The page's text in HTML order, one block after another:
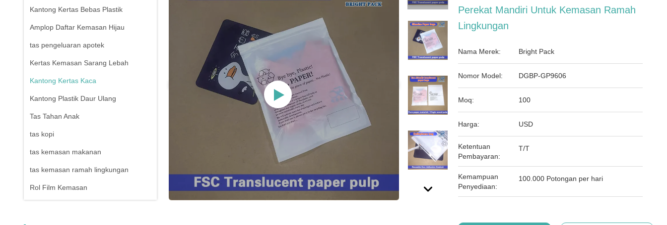
Kantong Kertas Bebas Plastik
Amplop Daftar Kemasan Hijau
tas pengeluaran apotek
Kertas Kemasan Sarang Lebah
Kantong Kertas Kaca
Kantong Plastik Daur Ulang
Tas Tahan Anak
tas kopi
tas kemasan makanan
tas kemasan ramah lingkungan
Rol Film Kemasan
Perekat Mandiri Untuk Kemasan Ramah
Lingkungan
Nama Merek: Bright Pack
Nomor Model: DGBP-GP9606
Moq: 100
Harga: USD
Ketentuan
Pembayaran:
T/T
Kemampuan
Penyediaan:
100.000 Potongan per hari